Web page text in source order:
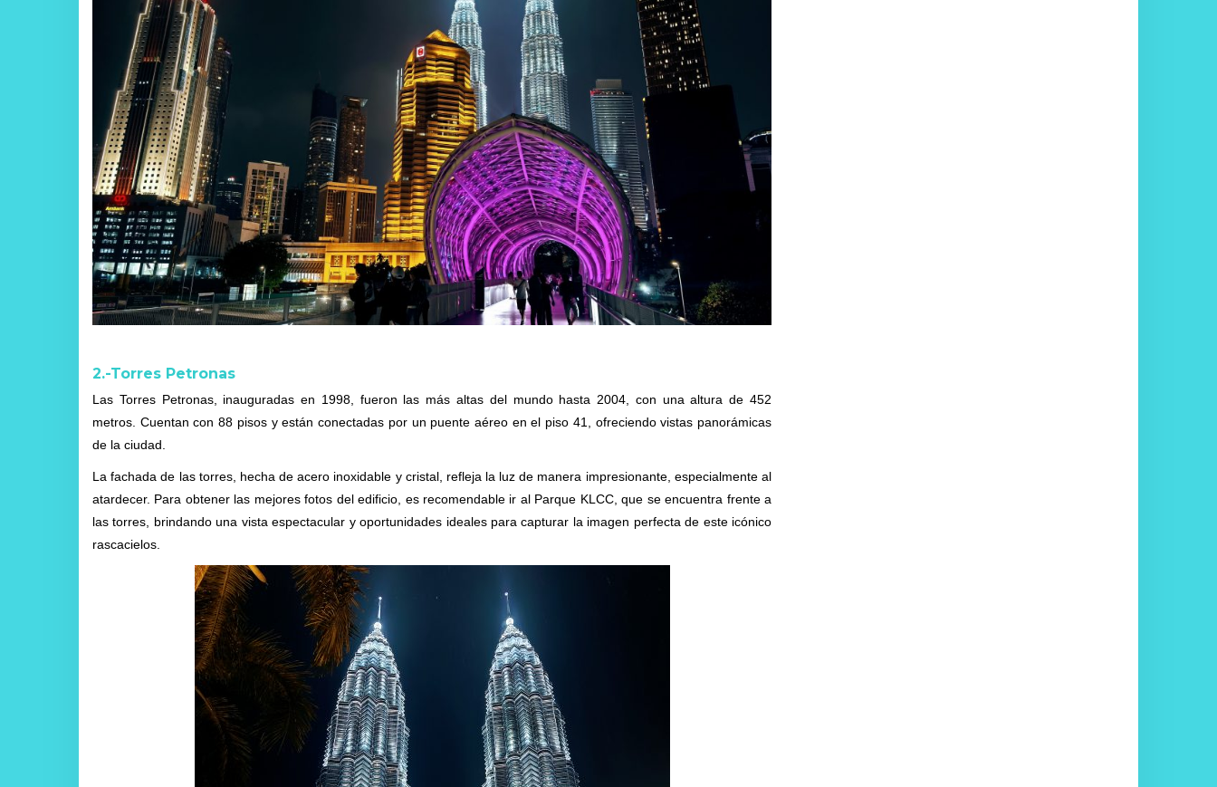
2.-Torres Petronas
Las Torres Petronas, inauguradas en 1998, fueron las más altas del mundo hasta 2004, con una altura de 452
metros. Cuentan con 88 pisos y están conectadas por un puente aéreo en el piso 41, ofreciendo vistas panorámicas
de la ciudad.
La fachada de las torres, hecha de acero inoxidable y cristal, refleja la luz de manera impresionante, especialmente al
atardecer. Para obtener las mejores fotos del edificio, es recomendable ir al Parque KLCC, que se encuentra frente a
las torres, brindando una vista espectacular y oportunidades ideales para capturar la imagen perfecta de este icónico
rascacielos.